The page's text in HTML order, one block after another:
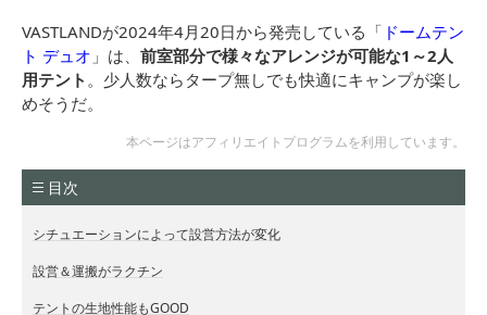
VASTLANDが2024年4月20日から発売している「 ドームテン
ト デュオ 」は、 前室部分で様々なアレンジが可能な1～2人
用テント 。少人数ならタープ無しでも快適にキャンプが楽し
めそうだ。
本ページはアフィリエイトプログラムを利用しています。
目次
シチュエーションによって設営方法が変化
設営＆運搬がラクチン
テントの生地性能もGOOD